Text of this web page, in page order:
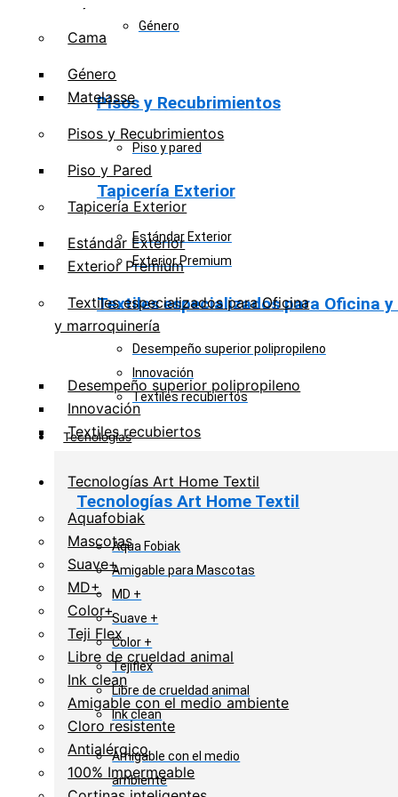
Género
Pisos y Recubrimientos
Piso y pared
Tapicería Exterior
Estándar Exterior
Exterior Premium
Textiles especializados para Oficina
Desempeño superior polipropileno
Innovación
Textiles recubiertos
Tecnologías
Tecnologías Art Home Textil
Aqua Fobiak
Amigable para Mascotas
MD +
Suave +
Color +
Tejiflex
Libre de crueldad animal
Ink clean
Amigable con el medio
ambiente
Cama
Género
Matelasse
Pisos y Recubrimientos
Piso y Pared
Tapicería Exterior
Estándar Exterior
Exterior Premium
Textiles especializados para Oficina
y marroquinería
Desempeño superior polipropileno
Innovación
Textiles recubiertos
Tecnologías Art Home Textil
Aquafobiak
Mascotas
Suave+
MD+
Color+
Teji Flex
Libre de crueldad animal
Ink clean
Amigable con el medio ambiente
Cloro resistente
Antialérgico
100% Impermeable